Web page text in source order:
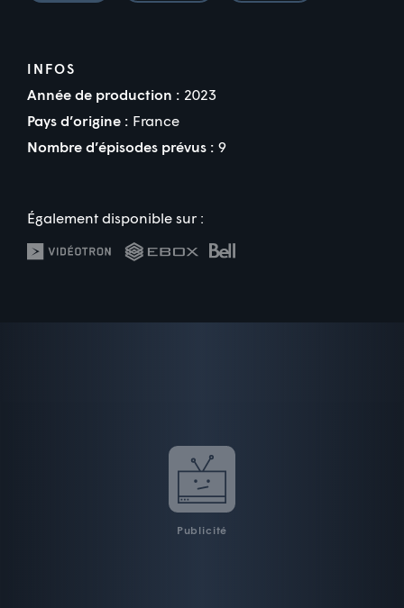
INFOS
Année de production : 2023
Pays d’origine : France
Nombre d’épisodes prévus : 9
Également disponible sur :
Publicité